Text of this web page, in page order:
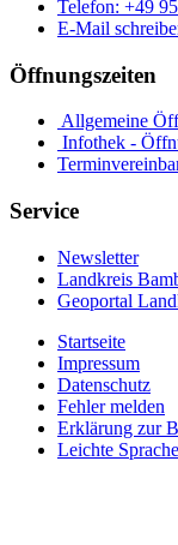
Telefon: +49
E-Mail
Öffnungszeiten
Allgemeine
Infothek -
Service
Newsletter
Landkreis
Geoportal
Startseite
Impressum
Datenschutz
Fehler melden
Erklärung zur
Leichte Sprache